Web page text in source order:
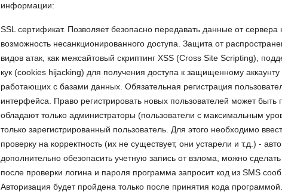
информации:
SSL сертификат. Позволяет безопасно передавать данные от
возможность несанкционированного доступа. Защита от
видов атак, как межсайтовый скриптинг XSS (Сross Site Sсriрting),
кук (cookies hijacking) для получения доступа к защищенному
работающих с базами данных. Обязательная регистрация
интерфейса. Право регистрировать новых пользователей может
обладают только администраторы (пользователи с максимальным
только зарегистрированный пользователь. Для этого необходимо
проверку на корректность (их не существует, они устарели и т.д.) -
дополнительно обезопасить учетную запись от взлома, можно
после проверки логина и пароля программа запросит код из SMS
Авторизация будет пройдена только после принятия кода